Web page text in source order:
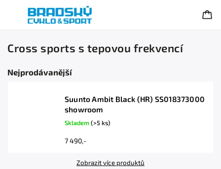
Cross sports s tepovou frekvencí
Nejprodávanější
Suunto Ambit Black (HR) SS018373000
showroom
Skladem(>5 ks)
7 490,-
Zobrazit více produktů